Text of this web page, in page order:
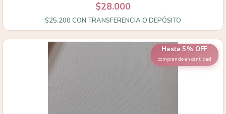
$28.000
$25.200 CON TRANSFERENCIA O DEPÓSITO
Hasta 5% OFF
comprando en cantidad